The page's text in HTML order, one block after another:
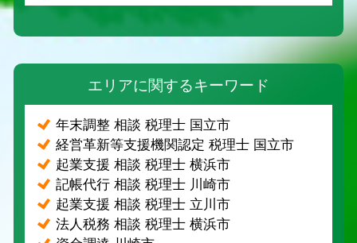
エリアに関するキーワード
年末調整 相談 税理士 国立市
経営革新等支援機関認定 税理士 国立市
起業支援 相談 税理士 横浜市
記帳代行 相談 税理士 川崎市
起業支援 相談 税理士 立川市
法人税務 相談 税理士 横浜市